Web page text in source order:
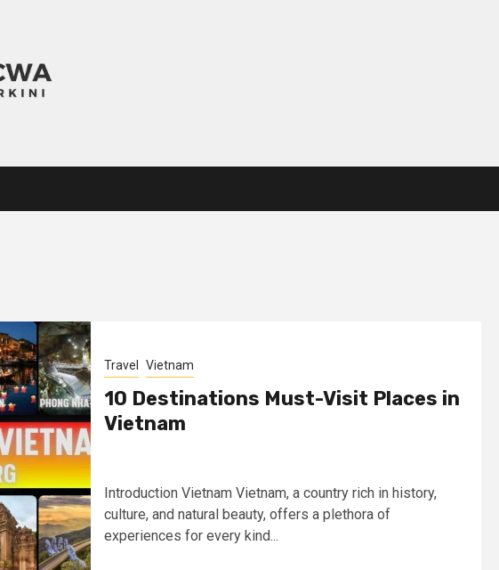
Travel Vietnam
10 Destinations Must-Visit Places in
Vietnam
Introduction Vietnam Vietnam, a country rich in history,
culture, and natural beauty, offers a plethora of
experiences for every kind...